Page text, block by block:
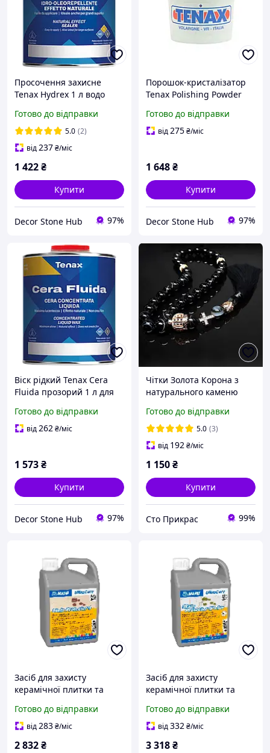
Просочення захисне
Tenax Hydrex 1 л водо
брудовідштовхувальне
для натурального і
штучного каменю
Готово до відправки
5.0 (2)
від237₴/міс
1 422₴
Купити
Decor Stone Hub 97%
Порошок-кристалізатор
Tenax Polishing Powder
полірування
натурального каменю
Готово до відправки
від275₴/міс
1 648₴
Купити
Decor Stone Hub 97%
Віск рідкий Tenax Cera
Fluida прозорий 1 л для
відновлення
натурального каменю
Готово до відправки
від262₴/міс
1 573₴
Купити
Decor Stone Hub 97%
Чітки Золота Корона з
натурального каменю
Готово до відправки
5.0 (3)
від 192₴/міс
1 150₴
Купити
Сто Прикрас 99%
Засіб для захисту
керамічної плитки та
Mapei Ultracare Stain
Protector S, 1 л (USPS1)
Готово до відправки
від283₴/міс
2 832₴
Засіб для захисту
керамічної плитки та
Mapei Ultracare Stain
Protector W Plus, 1 л
Готово до відправки
від332₴/міс
3 318₴